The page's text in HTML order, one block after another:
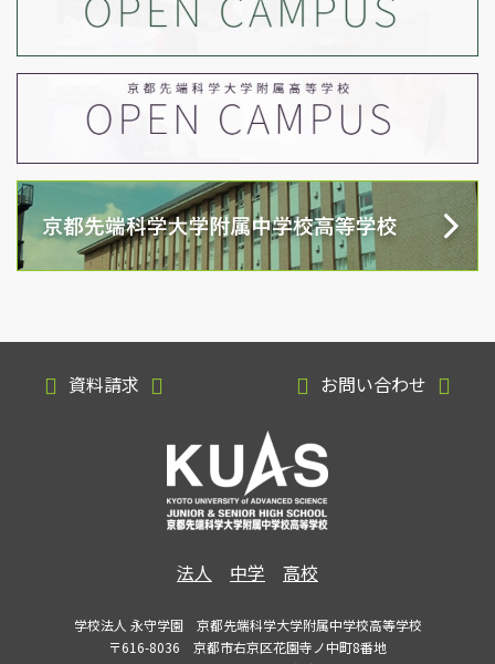
資料請求 お問い合わせ
法人 中学 高校
学校法人 永守学園 京都先端科学大学附属中学校高等学校
〒616-8036 京都市右京区花園寺ノ中町8番地